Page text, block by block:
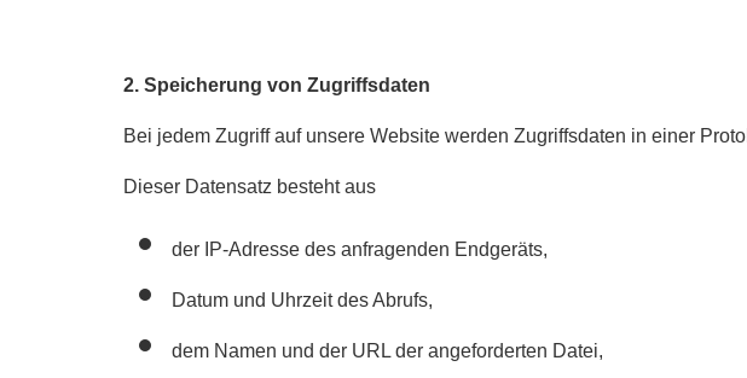
2. Speicherung von Zugriffsdaten
Bei jedem Zugriff auf unsere Website werden Zugriffsdaten in einer
Dieser Datensatz besteht aus
der IP-Adresse des anfragenden Endgeräts,
Datum und Uhrzeit des Abrufs,
dem Namen und der URL der angeforderten Datei,